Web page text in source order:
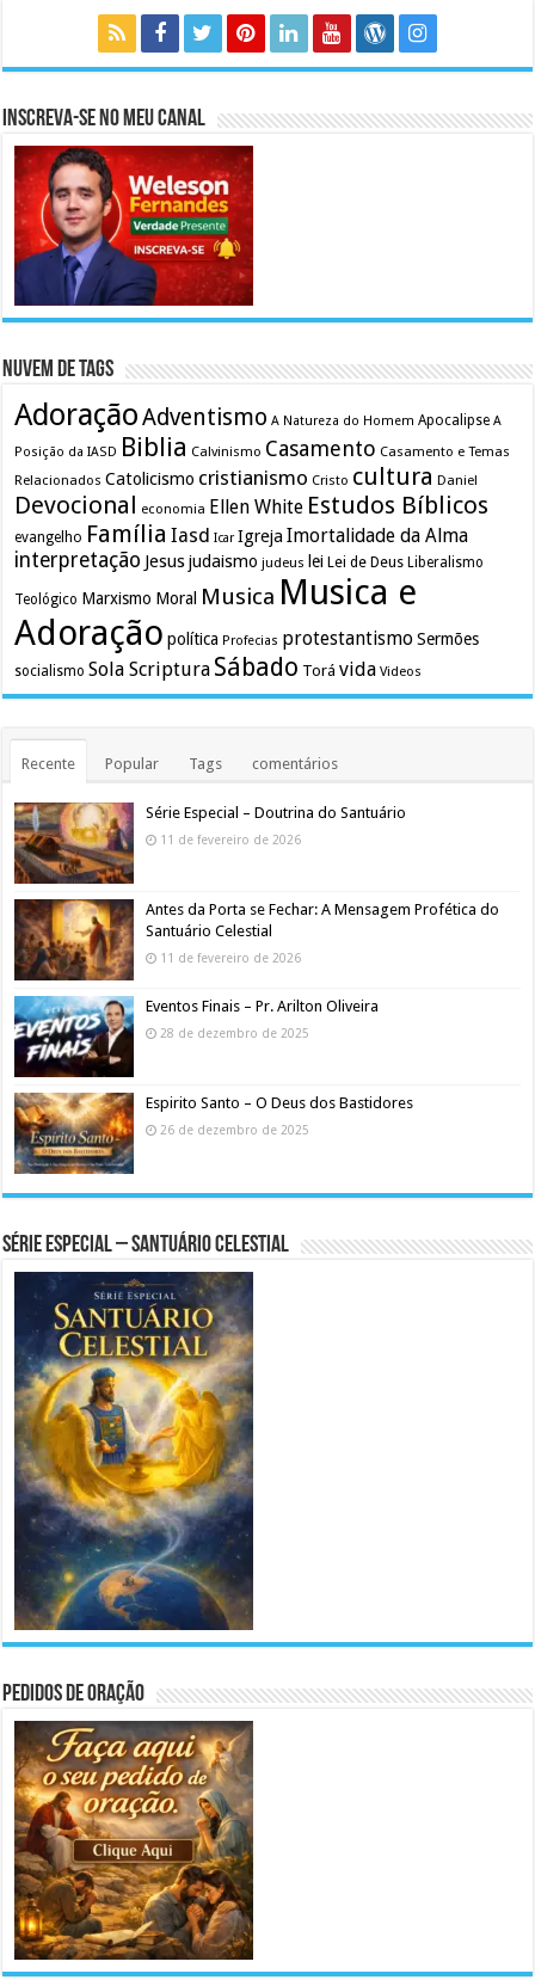
Inscreva-se no meu canal
Nuvem de Tags
AdoraçãoAdventismo A Natureza do Homem Apocalipse A
Posição da IASD Biblia Calvinismo Casamento Casamento e Temas
Relacionados Catolicismo cristianismo Cristo cultura Daniel
Devocional economia Ellen White Estudos Bíblicos
evangelho Família Iasd Icar Igreja Imortalidade da Alma
interpretação Jesusjudaismo judeus lei Lei de Deus Liberalismo
Teológico Marxismo Moral Musica Musica e
Adoração política Profecias protestantismo Sermões
socialismo Sola Scriptura Sábado Torá vida Videos
Recente Popular Tags comentários
Série Especial – Doutrina do Santuário
11 de fevereiro de 2026
Antes da Porta se Fechar: A Mensagem Profética do
Santuário Celestial
11 de fevereiro de 2026
Eventos Finais – Pr. Arilton Oliveira
28 de dezembro de 2025
Espirito Santo – O Deus dos Bastidores
26 de dezembro de 2025
Série Especial – Santuário Celestial
Pedidos de Oração